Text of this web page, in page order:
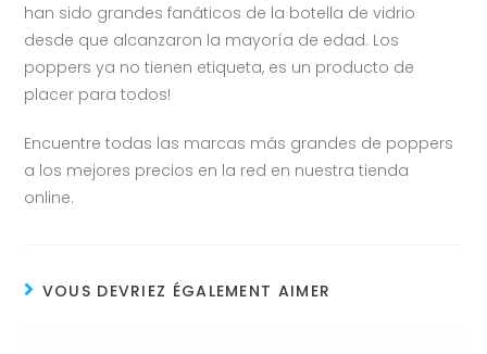
han sido grandes fanáticos de la botella de vidrio
desde que alcanzaron la mayoría de edad. Los
poppers ya no tienen etiqueta, es un producto de
placer para todos!
Encuentre todas las marcas más grandes de poppers
a los mejores precios en la red en nuestra tienda
online.
VOUS DEVRIEZ ÉGALEMENT AIMER